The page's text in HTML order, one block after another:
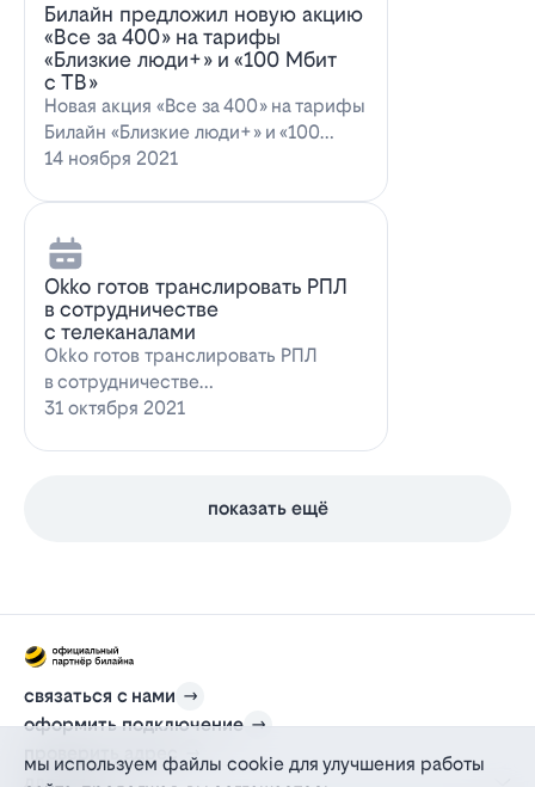
Билайн предложил новую акцию
«Все за 400» на тарифы
«Близкие люди+» и «100 Мбит
с ТВ»
Новая акция «Все за 400» на тарифы
Билайн «Близкие люди+» и «100
Мбит…
14 ноября 2021
Оkko готов транслировать РПЛ
в сотрудничестве
с телеканалами
Оkko готов транслировать РПЛ
в сотрудничестве
с каналамиВидеосервис Okko
31 октября 2021
показать ещё
связаться с нами
оформить подключение
проверить адрес
для дома
мы используем файлы cookie для улучшения работы